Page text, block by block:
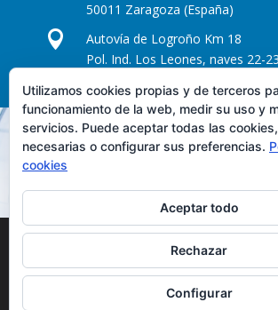
50011 Zaragoza (España)

Autovía de Logroño Km 18
Pol. Ind. Los Leones, naves 22-23
Rechtlicher Hinweis
Utilizamos cookies propias y de terceros
funcionamiento de la web, medir su uso y
servicios. Puede aceptar todas las
necesarias o configurar sus preferencias.
cookies
Aceptar todo
Rechazar
Configurar